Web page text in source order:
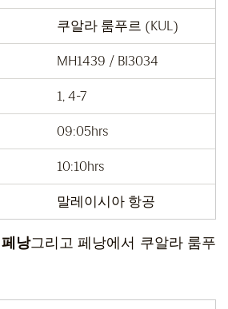
쿠알라 룸푸르 (KUL)
MH1439 / BI3034
1, 4-7
09:05hrs
10:10hrs
말레이시아 항공
페낭그리고 페낭에서 쿠알라 룸푸